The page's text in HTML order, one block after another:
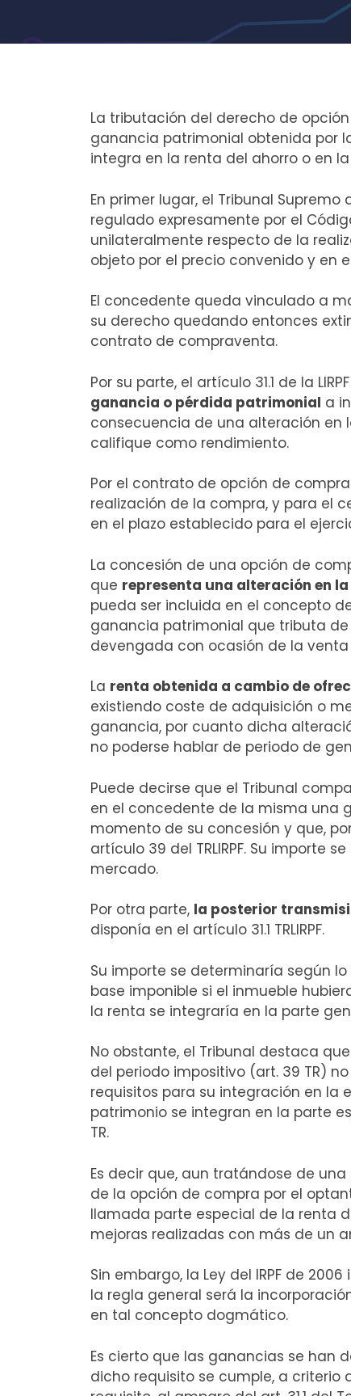
La tributación del derecho de
ganancia patrimonial obtenida por
integra en la renta del ahorro o en
En primer lugar, el Tribunal
regulado expresamente por el
unilateralmente respecto de la
objeto por el precio convenido y en
El concedente queda vinculado a
su derecho quedando entonces
contrato de compraventa.
Por su parte, el artículo 31.1 de la
ganancia o pérdida patrimonial a
consecuencia de una alteración en
califique como rendimiento.
Por el contrato de opción de
realización de la compra, y para el
en el plazo establecido para el
La concesión de una opción de
que representa una alteración en
pueda ser incluida en el concepto
ganancia patrimonial que tributa
devengada con ocasión de la
La renta obtenida a cambio de
existiendo coste de adquisición o
ganancia, por cuanto dicha
no poderse hablar de periodo de
Puede decirse que el Tribunal
en el concedente de la misma una
momento de su concesión y que,
artículo 39 del TRLIRPF. Su importe
mercado.
Por otra parte, la posterior
disponía en el artículo 31.1 TRLIRPF.
Su importe se determinaría según lo
base imponible si el inmueble
la renta se integraría en la parte
No obstante, el Tribunal destaca
del periodo impositivo (art. 39 TR)
requisitos para su integración en la
patrimonio se integran en la parte
TR.
Es decir que, aun tratándose de
de la opción de compra por el
llamada parte especial de la renta
mejoras realizadas con más de un
Sin embargo, la Ley del IRPF de
la regla general será la
en tal concepto dogmático.
Es cierto que las ganancias se han
dicho requisito se cumple, a criterio